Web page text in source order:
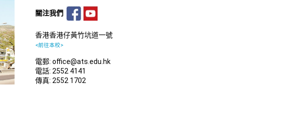
關注我們
香港香港仔黃竹坑道一號
<前往本校>
電郵: office@ats.edu.hk
電話: 2552 4141
傳真: 2552 1702